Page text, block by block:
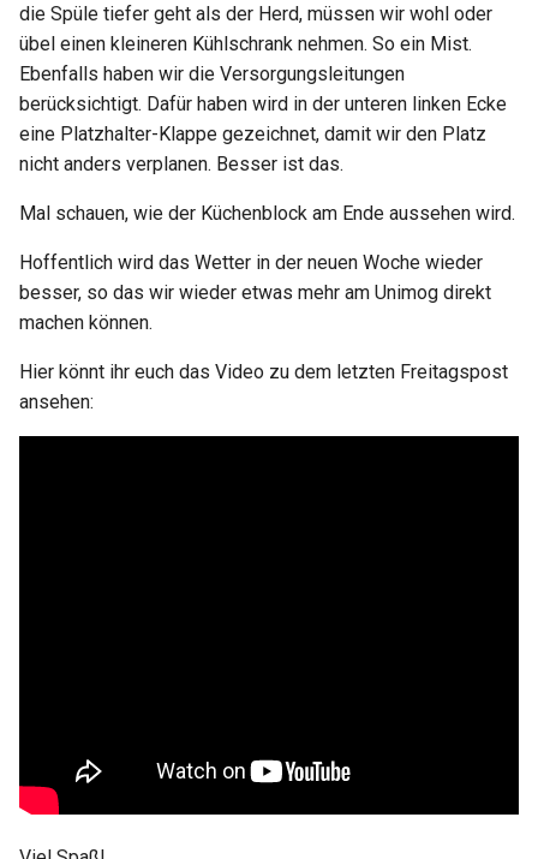
die Spüle tiefer geht als der Herd, müssen wir wohl oder
übel einen kleineren Kühlschrank nehmen. So ein Mist.
Ebenfalls haben wir die Versorgungsleitungen
berücksichtigt. Dafür haben wird in der unteren linken Ecke
eine Platzhalter-Klappe gezeichnet, damit wir den Platz
nicht anders verplanen. Besser ist das.
Mal schauen, wie der Küchenblock am Ende aussehen wird.
Hoffentlich wird das Wetter in der neuen Woche wieder
besser, so das wir wieder etwas mehr am Unimog direkt
machen können.
Hier könnt ihr euch das Video zu dem letzten Freitagspost
ansehen: